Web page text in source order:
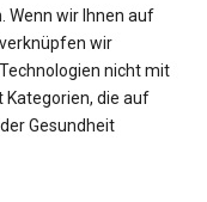
Wenn wir Ihnen auf
wir
nicht mit
Kategorien, die auf
Gesundheit